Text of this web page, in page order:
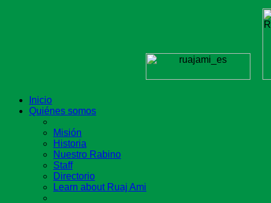
Inicio
Quiénes somos
Misión
Historia
Nuestro Rabino
Staff
Directorio
Learn about Ruaj Ami